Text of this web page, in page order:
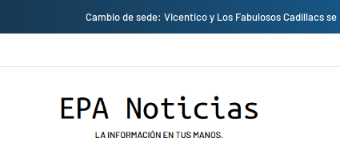
Cambio de sede: Vicentico y Los Fabulosos Cadillacs se presentarán en el